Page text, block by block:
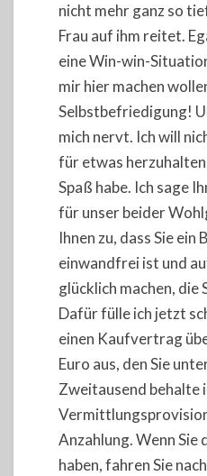
nicht mehr ganz so
Frau auf ihm reitet.
eine Win-win-
mir hier machen
Selbstbefriedigung!
mich nervt. Ich will
für etwas
Spaß habe. Ich sage
für unser beider
Ihnen zu, dass Sie
einwandfrei ist und
glücklich machen, die
Dafür fülle ich jetzt
einen Kaufvertrag
Euro aus, den Sie
Zweitausend behalte
Anzahlung. Wenn Sie
haben, fahren Sie